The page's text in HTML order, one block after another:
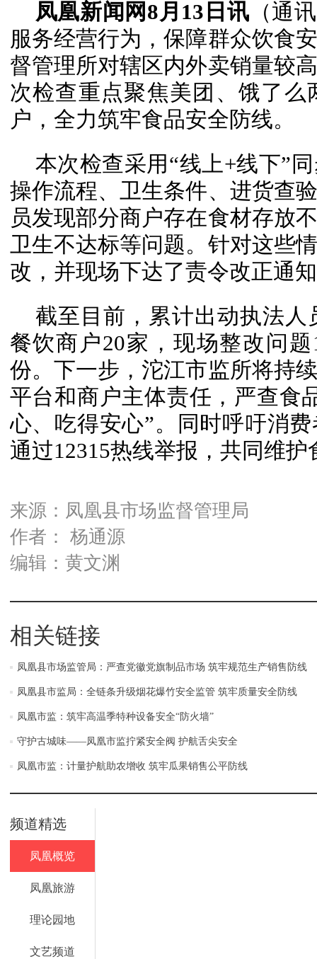
凤凰新闻网8月13日讯 （通
服务经营行为，保障群众饮食
督管理所对辖区内外卖销量较
次检查重点聚焦美团、饿了
户，全力筑牢食品安全防线。
本次检查采用“线上+线下”
操作流程、卫生条件、进货查
员发现部分商户存在食材存放
卫生不达标等问题。针对这些
改，并现场下达了责令改正通
截至目前，累计出动执法
餐饮商户20家，现场整改问
份。下一步，沱江市监所将持
平台和商户主体责任，严查食
心、吃得安心”。同时呼吁消
通过12315热线举报，共同维
来源：凤凰县市场监督管理局
作者： 杨通源
编辑：黄文渊
相关链接
凤凰县市场监管局：严查党徽党旗制品市场 筑牢规范生产销售防线
凤凰县市监局：全链条升级烟花爆竹安全监管 筑牢质量安全防线
凤凰市监：筑牢高温季特种设备安全“防火墙”
守护古城味——凤凰市监拧紧安全阀 护航舌尖安全
凤凰市监：计量护航助农增收 筑牢瓜果销售公平防线
频道精选
凤凰概览
凤凰旅游
理论园地
文艺频道